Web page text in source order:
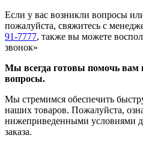
Если у вас возникли вопросы
пожалуйста, свяжитесь с
91-7777, также вы можете
звонок»
Мы всегда готовы помочь вам
вопросы.
Мы стремимся обеспечить
наших товаров. Пожалуйста,
нижеприведенными условиями
заказа.